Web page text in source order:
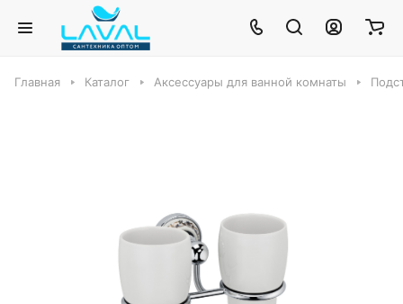
Главная Каталог Аксессуары для ванной комнаты